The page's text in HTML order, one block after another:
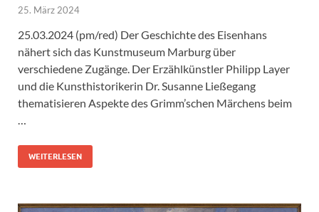
25. März 2024
25.03.2024 (pm/red) Der Geschichte des Eisenhans
nähert sich das Kunstmuseum Marburg über
verschiedene Zugänge. Der Erzählkünstler Philipp Layer
und die Kunsthistorikerin Dr. Susanne Ließegang
thematisieren Aspekte des Grimm’schen Märchens beim
…
WEITERLESEN